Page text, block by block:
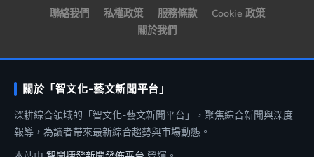
聯絡我們 私權政策 服務條款
Cookie 政策
關於我們
關於「智文化-藝文新聞平台」
深耕綜合領域的「智文化-藝文新聞平台」，聚焦綜合新聞與深度
報導，為讀者帶來最新綜合趨勢與市場動態。